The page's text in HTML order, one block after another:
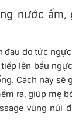
nước ấm,
đau do tức
lên bầu
Cách này sẽ
ra, giúp mẹ
vùng núi